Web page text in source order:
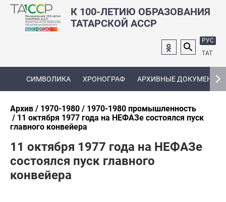
К 100-ЛЕТИЮ ОБРАЗОВАНИЯ
ТАТАРСКОЙ АССР
РУС
ТАТ
СИМВОЛИКА ХРОНОГРАФ АРХИВНЫЕ ДОКУМЕНТЫ
Архив 1970-1980
1970-1980 промышленность
11 октября 1977 года на НЕФАЗе состоялся пуск
главного конвейера
11 октября 1977 года на НЕФАЗе
состоялся пуск главного
конвейера